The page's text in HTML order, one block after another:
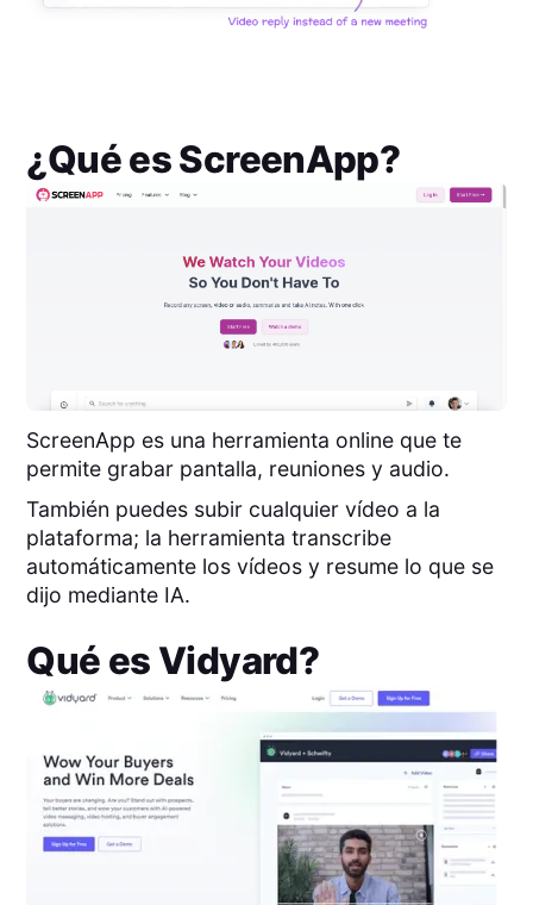
¿Qué esScreenApp?
ScreenApp es una herramienta online que te
permite grabar pantalla, reuniones y audio.
También puedes subir cualquier vídeo a la
plataforma; la herramienta transcribe
automáticamente los vídeos y resume lo que se
dijo mediante IA.
Qué esVidyard?